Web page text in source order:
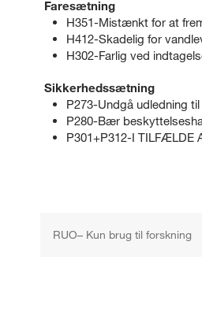
Faresætning
H351-Mistænkt for at
H412-Skadelig for
H302-Farlig ved
Sikkerhedssætning
P273-Undgå udledning
P280-Bær
P301+P312-I TILFÆLDE
RUO– Kun brug til forskning